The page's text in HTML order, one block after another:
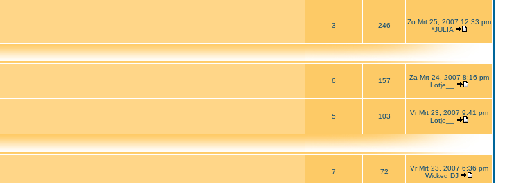
3 246
Zo Mrt 25, 2007 12:33 pm
*JULIA
6 157
Za Mrt 24, 2007 8:16 pm
Lotje__
5 103
Vr Mrt 23, 2007 9:41 pm
Lotje__
7 72
Vr Mrt 23, 2007 6:36 pm
Wicked DJ